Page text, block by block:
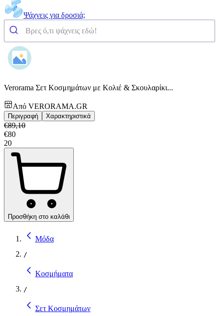
Ψάχνεις για δροσιά;
Verorama Σετ Κοσμημάτων με Κολιέ & Σκουλαρίκι...
Από VERORAMA.GR
Περιγραφή Χαρακτηριστικά
€89,10
€80
20
Προσθήκη στο καλάθι
Μόδα
/
Κοσμήματα
/
Σετ Κοσμημάτων